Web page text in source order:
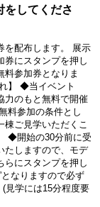
をしてくださ
を配布します。 展示
券にスタンプを押し
料参加券となりま
】 ◆当イベント
力のもと無料で開催
料参加の条件とし
棟ご見学いただくこ
◆開始の30分前に受
たしますので、モデ
らにスタンプを押し
となりますので必ず
見学には15分程度要